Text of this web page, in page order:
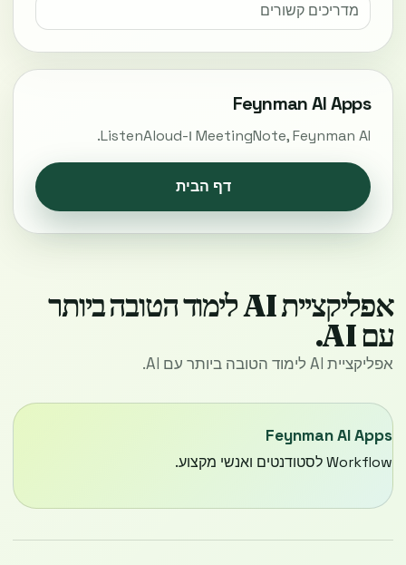
אפליקציית AI לימוד הטובה ביותר
עם AI.
אפליקציית AI לימוד הטובה ביותר עם AI.
Feynman AI Apps
Workflow לסטודנטים ואנשי מקצוע.
מדריכים קשורים
Feynman AI Apps
MeetingNote, Feynman AI ו-ListenAloud.
דף הבית